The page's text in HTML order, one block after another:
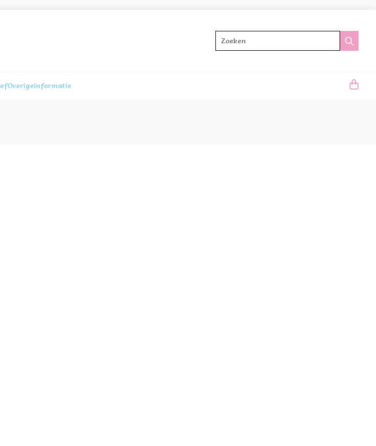
Zoeken
OverigeInformatie